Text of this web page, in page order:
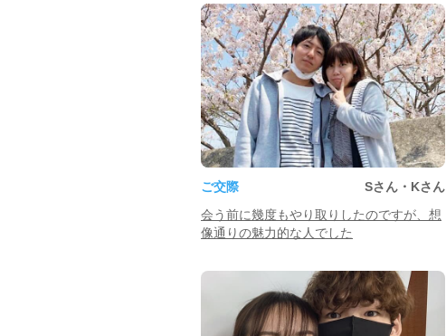
ご交際
Sさん・Kさん
会う前に幾度もやり取りしたのですが、想
像通りの魅力的な人でした